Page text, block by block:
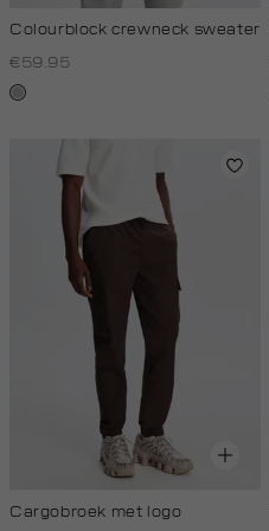
Colourblock crewneck sweater
€59.95
lichtgrijs
Cargobroek met logo